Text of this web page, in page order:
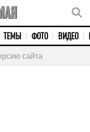
ТЕМЫ ФОТО ВИДЕО
сайта